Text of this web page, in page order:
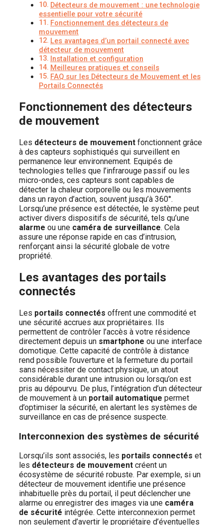
Détecteurs de mouvement : une technologie
essentielle pour votre sécurité
Fonctionnement des détecteurs de
mouvement
Les avantages d’un portail connecté avec
détecteur de mouvement
Installation et configuration
Meilleures pratiques et conseils
FAQ sur les Détecteurs de Mouvement et les
Portails Connectés
Fonctionnement des détecteurs
de mouvement
Les détecteurs de mouvement fonctionnent grâce
à des capteurs sophistiqués qui surveillent en
permanence leur environnement. Equipés de
technologies telles que l’infrarouge passif ou les
micro-ondes, ces capteurs sont capables de
détecter la chaleur corporelle ou les mouvements
dans un rayon d’action, souvent jusqu’à 360°.
Lorsqu’une présence est détectée, le système peut
activer divers dispositifs de sécurité, tels qu’une
alarme ou une caméra de surveillance. Cela
assure une réponse rapide en cas d’intrusion,
renforçant ainsi la sécurité globale de votre
propriété.
Les avantages des portails
connectés
Les portails connectés offrent une commodité et
une sécurité accrues aux propriétaires. Ils
permettent de contrôler l’accès à votre résidence
directement depuis un smartphone ou une interface
domotique. Cette capacité de contrôle à distance
rend possible l’ouverture et la fermeture du portail
sans nécessiter de contact physique, un atout
considérable durant une intrusion ou lorsqu’on est
pris au dépourvu. De plus, l’intégration d’un détecteur
de mouvement à un portail automatique permet
d’optimiser la sécurité, en alertant les systèmes de
surveillance en cas de présence suspecte.
Interconnexion des systèmes de sécurité
Lorsqu’ils sont associés, les portails connectés et
les détecteurs de mouvement créent un
écosystème de sécurité robuste. Par exemple, si un
détecteur de mouvement identifie une présence
inhabituelle près du portail, il peut déclencher une
alarme ou enregistrer des images via une caméra
de sécurité intégrée. Cette interconnexion permet
non seulement d’avertir le propriétaire d’éventuelles